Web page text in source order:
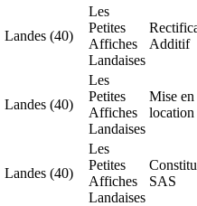
Landes (40)
Les
Petites
Affiches
Landaises
Additif
Landes (40)
Les
Petites
Affiches
Landaises
Mise en
location
Landes (40)
Les
Petites
Affiches
Landaises
SAS